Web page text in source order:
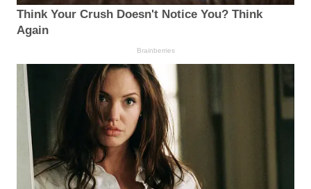
Think Your Crush Doesn't Notice You? Think
Again
Brainberries